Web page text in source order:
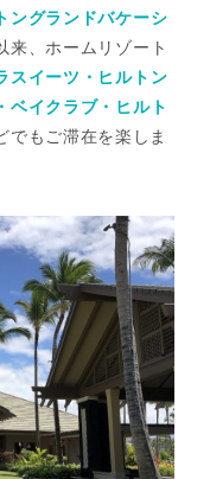
ングランドバケーシ
来、ホームリゾート
スイーツ・ヒルトン
ベイクラブ・ヒルト
でもご滞在を楽しま